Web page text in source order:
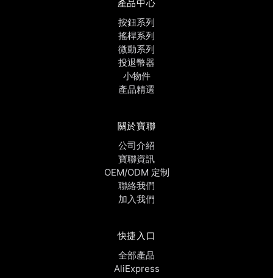
產品中心
按鈕系列
搖桿系列
微動系列
投退幣器
小物件
產品精選
關於寶聯
公司介紹
寶聯資訊
OEM/ODM 定制
聯絡我們
加入我們
快捷入口
全部產品
AliExpress